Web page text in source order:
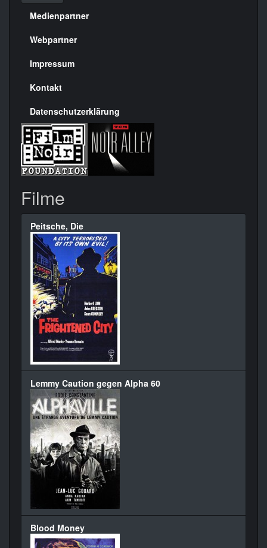
Menülinks
rechte
Seite
Medienpartner
Webpartner
Impressum
Kontakt
Datenschutzerklärung
Filme
Peitsche, Die
Lemmy Caution gegen Alpha 60
Blood Money